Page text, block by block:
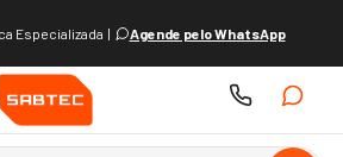
Especializada | Agende pelo WhatsApp